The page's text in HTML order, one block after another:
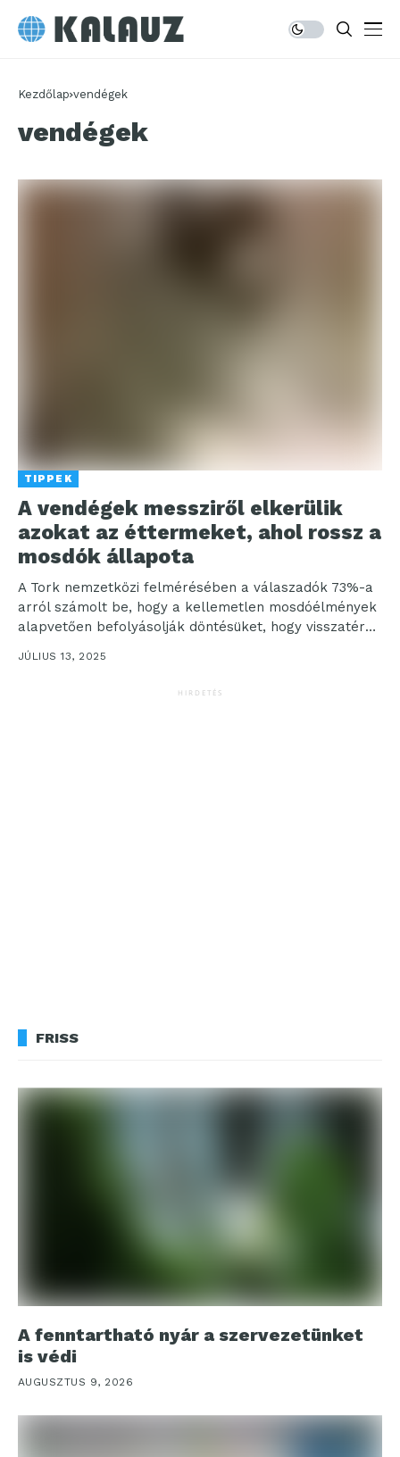
Kezdőlap vendégek
vendégek
TIPPEK
A vendégek messziről elkerülik
azokat az éttermeket, ahol rossz a
mosdók állapota
A Tork nemzetközi felmérésében a válaszadók 73%-a
arról számolt be, hogy a kellemetlen mosdóélmények
alapvetően befolyásolják döntésüket, hogy visszatérő
vendégek lesznek-e1 a vendéglátóhelyeken...
JÚLIUS 13, 2025
HIRDETÉS
FRISS
A fenntartható nyár a szervezetünket
is védi
AUGUSZTUS 9, 2026